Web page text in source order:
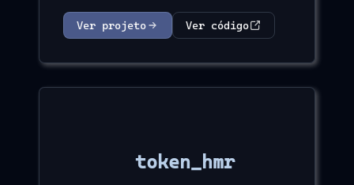
Ver projeto Ver código
token_hmr